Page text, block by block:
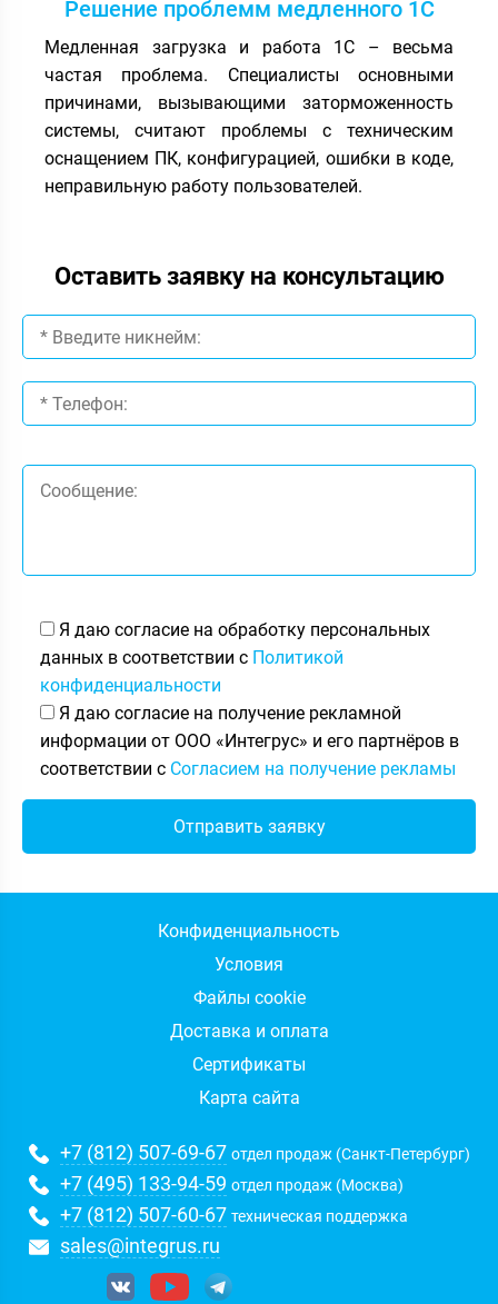
Решение проблемм медленного 1С
Медленная загрузка и работа 1С – весьма
частая проблема. Специалисты основными
причинами, вызывающими заторможенность
системы, считают проблемы с техническим
оснащением ПК, конфигурацией, ошибки в коде,
неправильную работу пользователей.
Оставить заявку на консультацию
Я даю согласие на обработку персональных
данных в соответствии с Политикой
конфиденциальности
Я даю согласие на получение рекламной
информации от ООО «Интегрус» и его партнёров в
соответствии с Согласием на получение рекламы
Конфиденциальность
Условия
Файлы cookie
Доставка и оплата
Сертификаты
Карта сайта
+7 (812) 507-69-67 отдел продаж (Санкт-Петербург)
+7 (495) 133-94-59 отдел продаж (Москва)
+7 (812) 507-60-67 техническая поддержка
sales@integrus.ru